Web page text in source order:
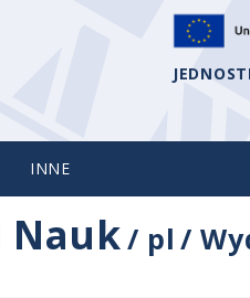
INNE
Nauk/ pl /